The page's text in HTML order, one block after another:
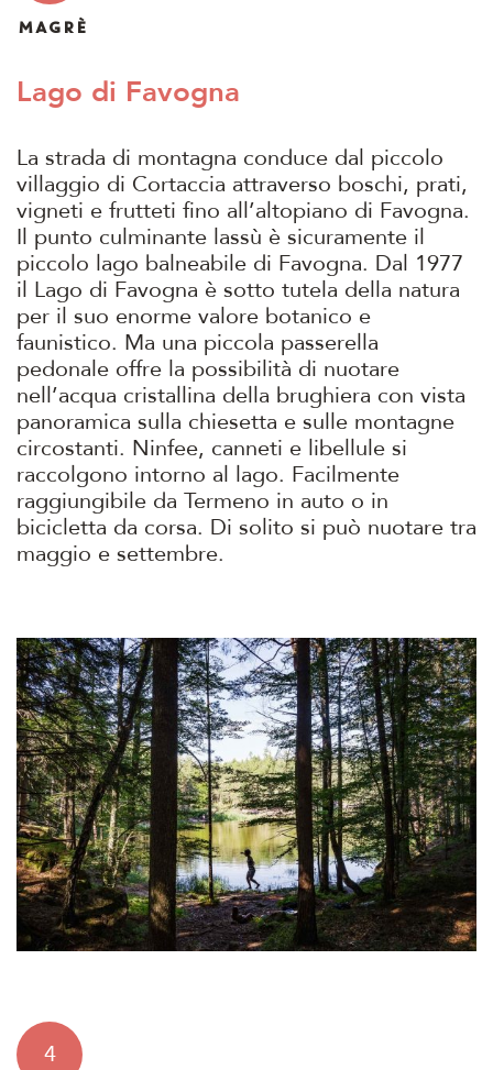
MAGRÈ
Lago di Favogna
La strada di montagna conduce dal piccolo
villaggio di Cortaccia attraverso boschi, prati,
vigneti e frutteti fino all’altopiano di Favogna.
Il punto culminante lassù è sicuramente il
piccolo lago balneabile di Favogna. Dal 1977
il Lago di Favogna è sotto tutela della natura
per il suo enorme valore botanico e
faunistico. Ma una piccola passerella
pedonale offre la possibilità di nuotare
nell’acqua cristallina della brughiera con vista
panoramica sulla chiesetta e sulle montagne
circostanti. Ninfee, canneti e libellule si
raccolgono intorno al lago. Facilmente
raggiungibile da Termeno in auto o in
bicicletta da corsa. Di solito si può nuotare tra
maggio e settembre.
4